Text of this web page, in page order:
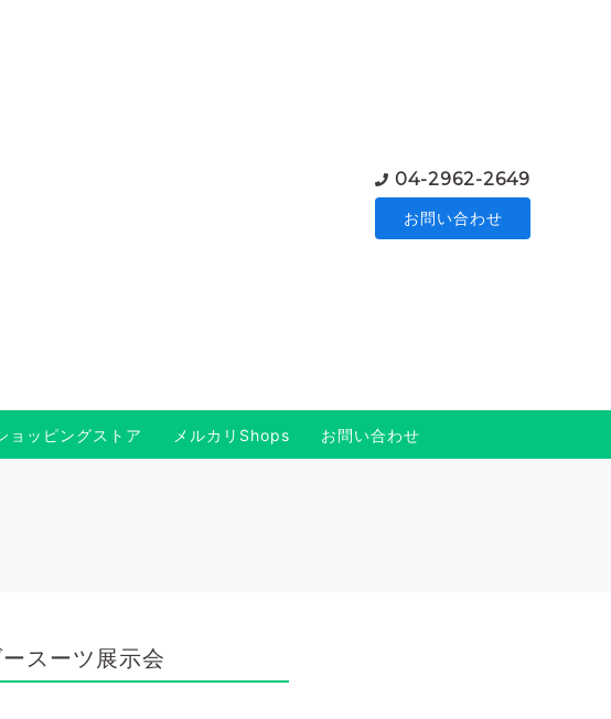
04-2962-2649
お問い合わせ
ョッピングストア メルカリShops お問い合わせ
スーツ展示会